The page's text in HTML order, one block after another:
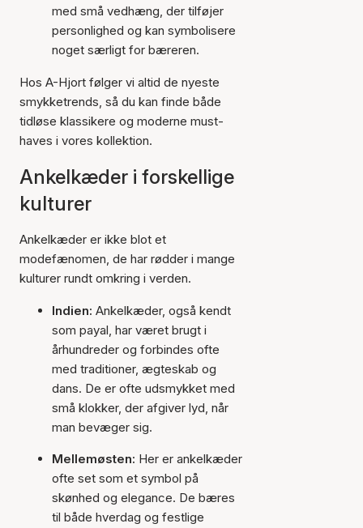
med små vedhæng, der tilføjer
personlighed og kan symbolisere
noget særligt for bæreren.
Hos A-Hjort følger vi altid de nyeste
smykketrends, så du kan finde både
tidløse klassikere og moderne must-
haves i vores kollektion.
Ankelkæder i forskellige
kulturer
Ankelkæder er ikke blot et
modefænomen, de har rødder i mange
kulturer rundt omkring i verden.
Indien: Ankelkæder, også kendt
som payal, har været brugt i
århundreder og forbindes ofte
med traditioner, ægteskab og
dans. De er ofte udsmykket med
små klokker, der afgiver lyd, når
man bevæger sig.
Mellemøsten: Her er ankelkæder
ofte set som et symbol på
skønhed og elegance. De bæres
til både hverdag og festlige